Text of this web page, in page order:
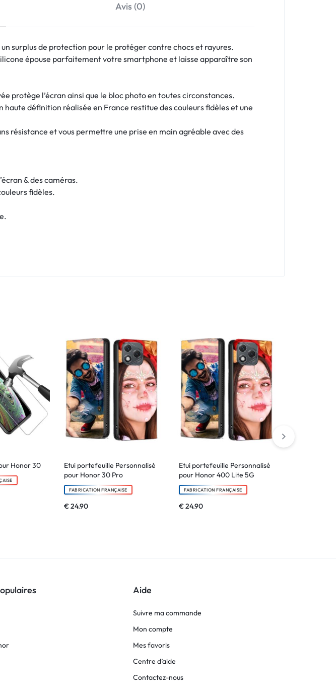
Avis (0)
surplus de protection pour le protéger contre chocs et rayures.
épouse parfaitement votre smartphone et laisse apparaître son
protège l’écran ainsi que le bloc photo en toutes circonstances.
haute définition réalisée en France restitue des couleurs fidèles et une
résistance et vous permettre une prise en main agréable avec des
& des caméras.
fidèles.
Honor 30
Etui portefeuille Personnalisé
pour Honor 30 Pro
FABRICATION FRANÇAISE
€24.90
Etui portefeuille Personnalisé
pour Honor 400 Lite 5G
FABRICATION FRANÇAISE
€24.90
Aide
Suivre ma commande
Mon compte
Mes favoris
Centre d’aide
Contactez-nous